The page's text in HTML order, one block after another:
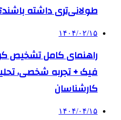
طولانی‌تری داشته
۱۴۰۴/۰۲/۱۵
راهنمای کامل تشخیص
فیک + تجربه شخصی،
کارشناسان
۱۴۰۴/۰۴/۱۵